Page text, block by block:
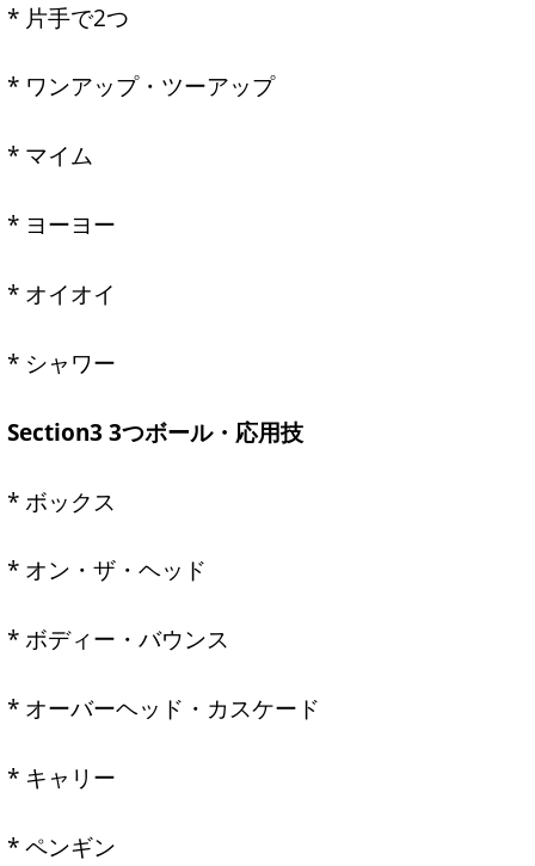
* 片手で2つ
* ワンアップ・ツーアップ
* マイム
* ヨーヨー
* オイオイ
* シャワー
Section3 3つボール・応用技
* ボックス
* オン・ザ・ヘッド
* ボディー・バウンス
* オーバーヘッド・カスケード
* キャリー
* ペンギン